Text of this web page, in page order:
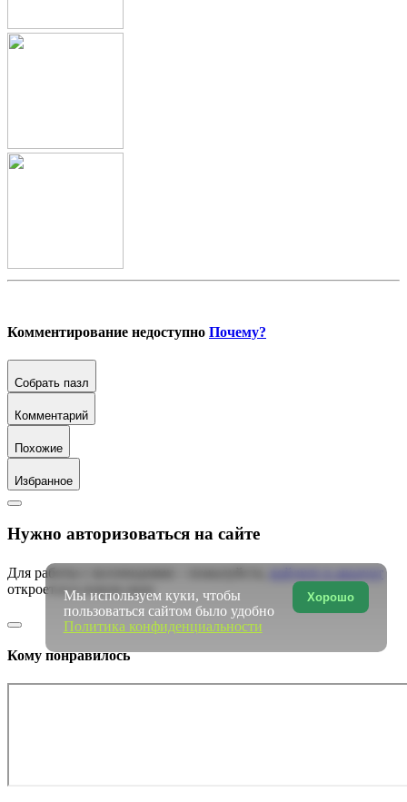
Комментирование недоступно Почему?
Собрать пазл
Комментарий
Похожие
Избранное
Нужно авторизоваться на сайте
Для работы с коллекциями – пожалуйста,
войдите в аккаунт
откроется в новом окне
Кому понравилось
Хорошо
Мы используем куки, чтобы
пользоваться сайтом было удобно
Политика конфиденциальности